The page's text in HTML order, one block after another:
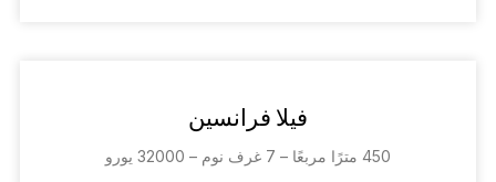
فيلا فرانسين
450 مترًا مربعًا – 7 غرف نوم – 32000 يورو